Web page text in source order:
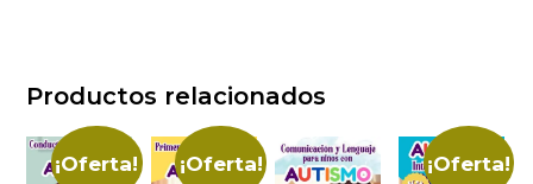
Productos relacionados
¡Oferta! ¡Oferta! ¡Oferta!